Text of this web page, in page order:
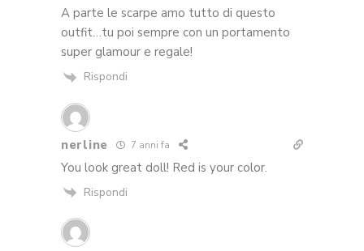
A parte le scarpe amo tutto di questo
outfit…tu poi sempre con un portamento
super glamour e regale!
Rispondi
nerline 7 anni fa
You look great doll! Red is your color.
Rispondi